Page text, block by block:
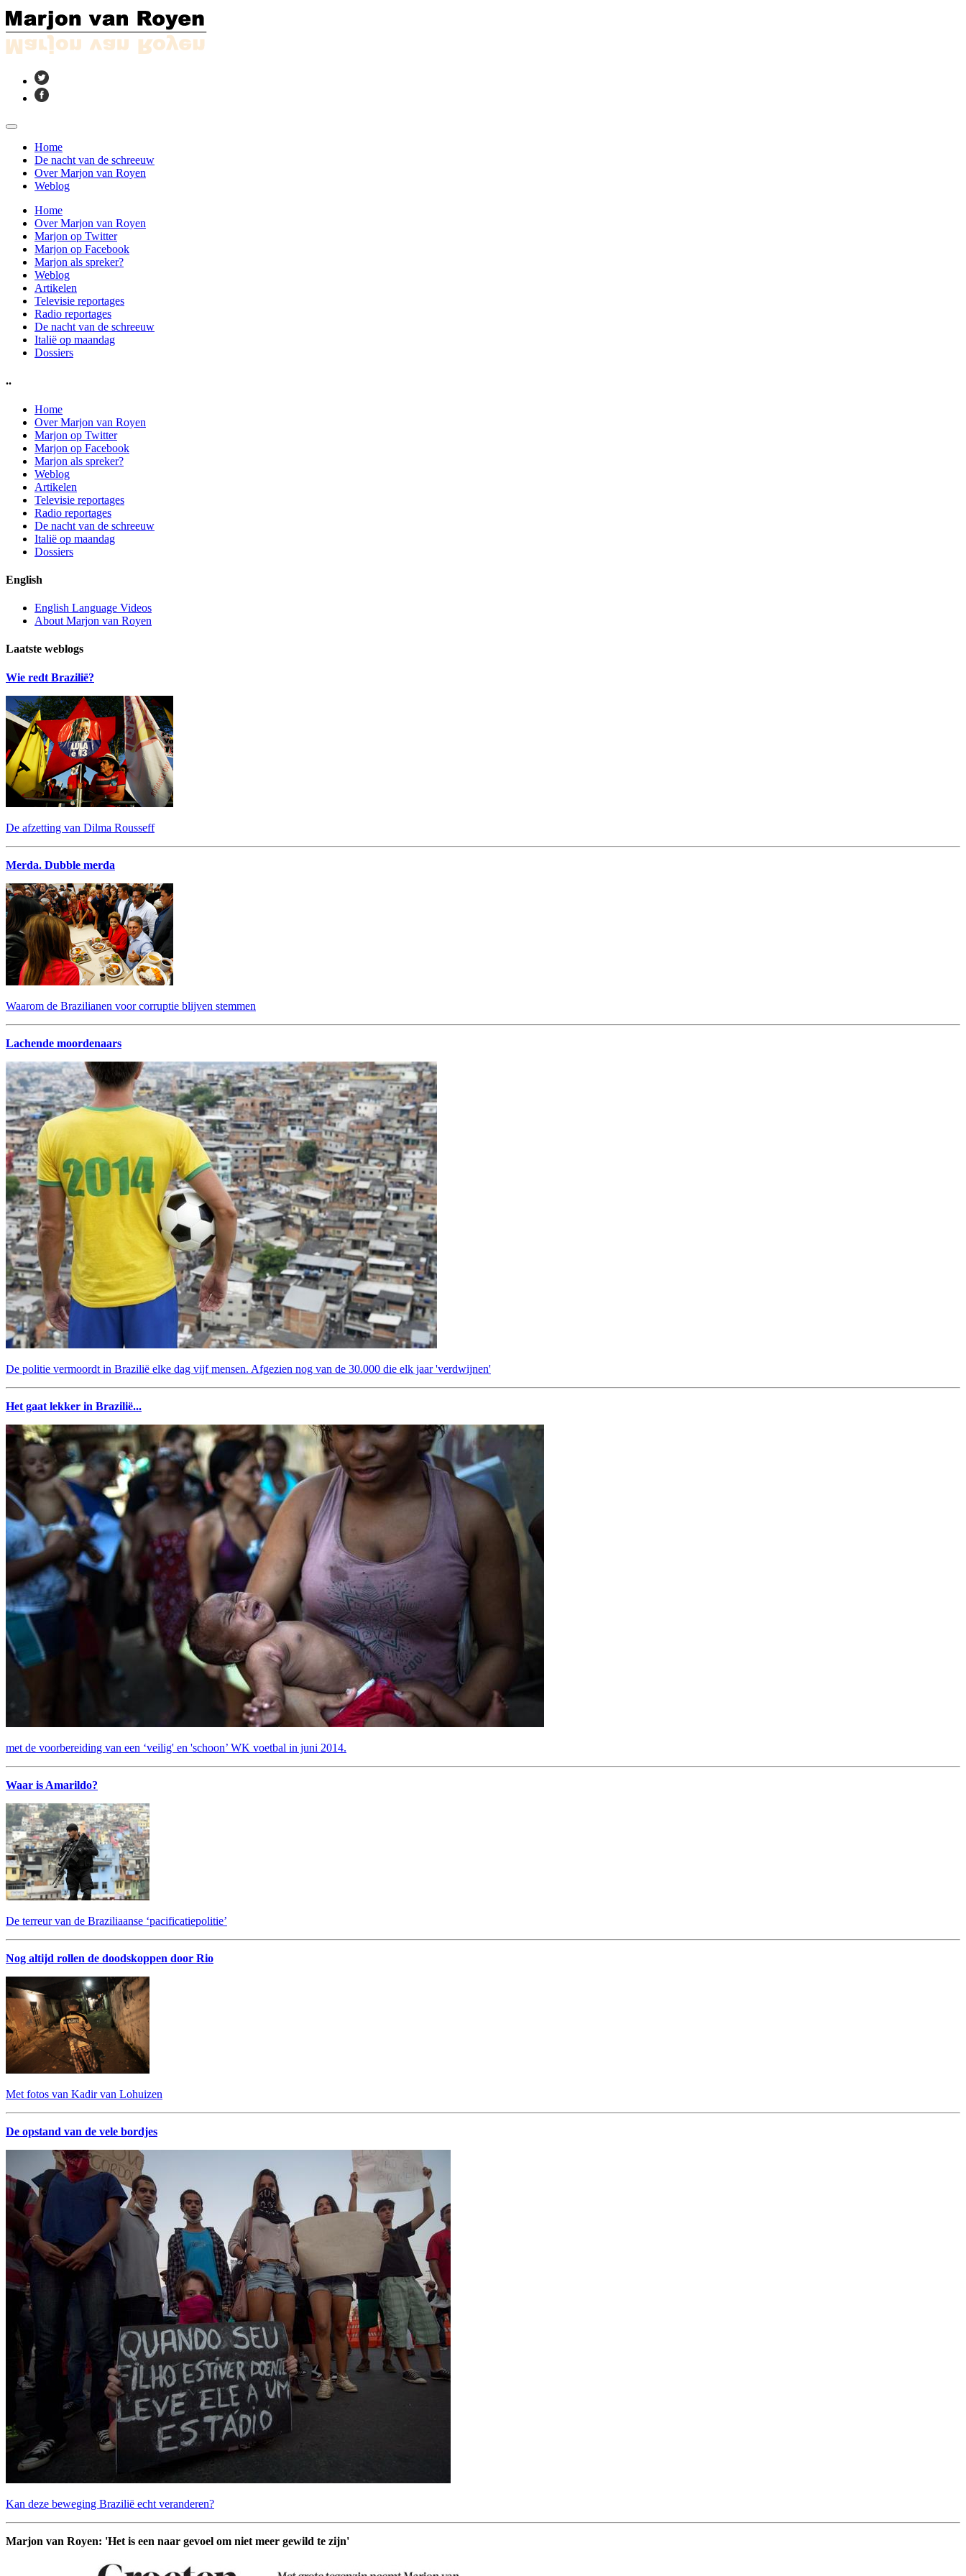
Home
De nacht van de schreeuw
Over Marjon van Royen
Weblog
Home
Over Marjon van Royen
Marjon op Twitter
Marjon op Facebook
Marjon als spreker?
Weblog
Artikelen
Televisie reportages
Radio reportages
De nacht van de schreeuw
Italië op maandag
Dossiers
..
Home
Over Marjon van Royen
Marjon op Twitter
Marjon op Facebook
Marjon als spreker?
Weblog
Artikelen
Televisie reportages
Radio reportages
De nacht van de schreeuw
Italië op maandag
Dossiers
English
English Language Videos
About Marjon van Royen
Laatste weblogs
Wie redt Brazilië?
De afzetting van Dilma Rousseff
Merda. Dubble merda
Waarom de Brazilianen voor corruptie blijven stemmen
Lachende moordenaars
De politie vermoordt in Brazilië elke dag vijf mensen. Afgezien nog van de 30.000 die elk jaar 'verdwijnen'
Het gaat lekker in Brazilië...
met de voorbereiding van een ‘veilig' en 'schoon’ WK voetbal in juni 2014.
Waar is Amarildo?
De terreur van de Braziliaanse ‘pacificatiepolitie’
Nog altijd rollen de doodskoppen door Rio
Met fotos van Kadir van Lohuizen
De opstand van de vele bordjes
Kan deze beweging Brazilië echt veranderen?
Marjon van Royen: 'Het is een naar gevoel om niet meer gewild te zijn'